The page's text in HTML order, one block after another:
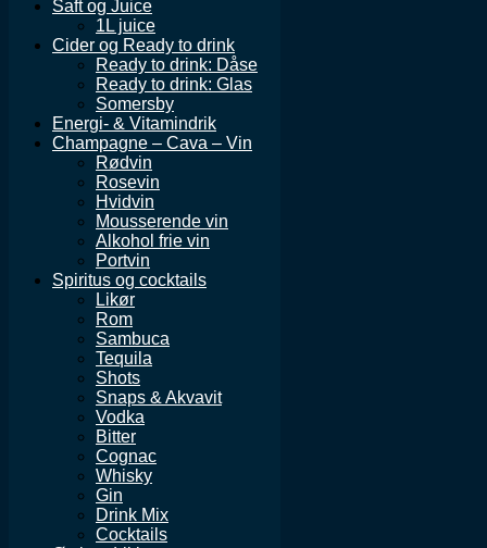
Saft og Juice
1L juice
Cider og Ready to drink
Ready to drink: Dåse
Ready to drink: Glas
Somersby
Energi- & Vitamindrik
Champagne – Cava – Vin
Rødvin
Rosevin
Hvidvin
Mousserende vin
Alkohol frie vin
Portvin
Spiritus og cocktails
Likør
Rom
Sambuca
Tequila
Shots
Snaps & Akvavit
Vodka
Bitter
Cognac
Whisky
Gin
Drink Mix
Cocktails